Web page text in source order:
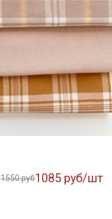
1550 руб1085 руб/шт